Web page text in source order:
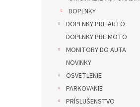
DOPLNKY
DOPLNKY PRE AUTO
DOPLNKY PRE MOTO
MONITORY DO AUTA
NOVINKY
OSVETLENIE
PARKOVANIE
PRÍSLUŠENSTVO